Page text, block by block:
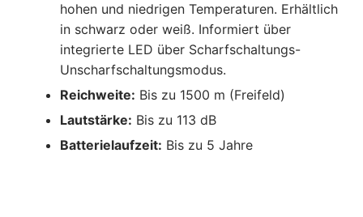
hohen und niedrigen Temperaturen. Erhältlich
in schwarz oder weiß. Informiert über
integrierte LED über Scharfschaltungs-
Unscharfschaltungsmodus.
Reichweite: Bis zu 1500 m (Freifeld)
Lautstärke: Bis zu 113 dB
Batterielaufzeit: Bis zu 5 Jahre